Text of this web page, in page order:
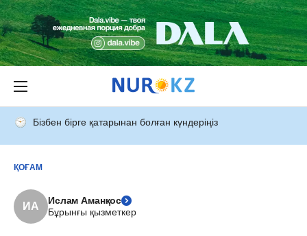
Бізбен бірге қатарынан болған күндеріңіз
ҚОҒАМ
ИА
Ислам Аманқос
Бұрынғы қызметкер